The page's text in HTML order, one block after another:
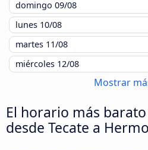
domingo 09/08
lunes 10/08
martes 11/08
miércoles 12/08
Mostrar
El horario más
desde Tecate a